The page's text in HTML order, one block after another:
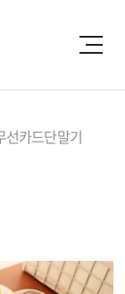
선카드단말기